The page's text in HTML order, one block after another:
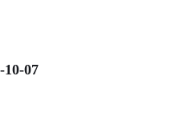
10-07